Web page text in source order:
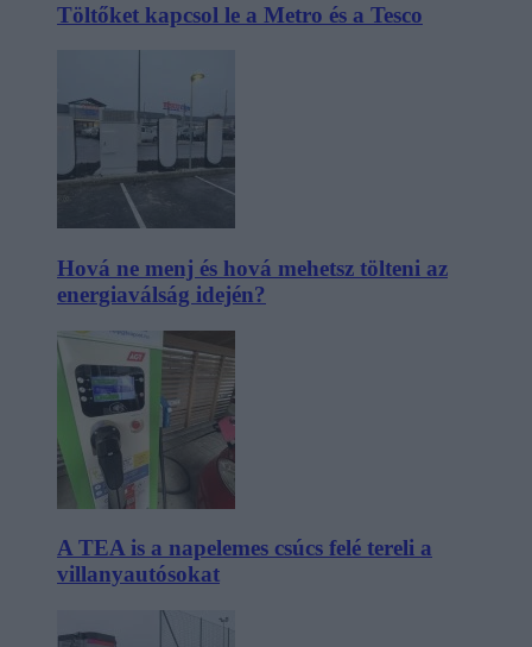
Töltőket kapcsol le a Metro és a Tesco
Hová ne menj és hová mehetsz tölteni az
energiaválság idején?
A TEA is a napelemes csúcs felé tereli a
villanyautósokat